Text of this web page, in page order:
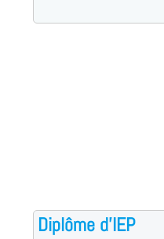
Diplôme d'IEP